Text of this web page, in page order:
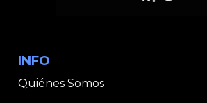
INFO
Quiénes Somos